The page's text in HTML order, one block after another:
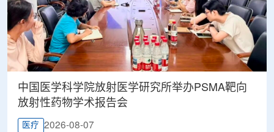
中国医学科学院放射医学研究所举办PSMA靶向
放射性药物学术报告会
医疗 2026-08-07